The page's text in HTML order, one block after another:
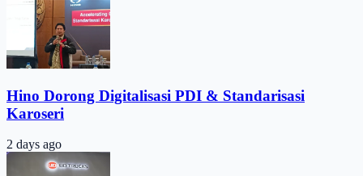
Hino Dorong Digitalisasi PDI & Standarisasi
Karoseri
2 days ago